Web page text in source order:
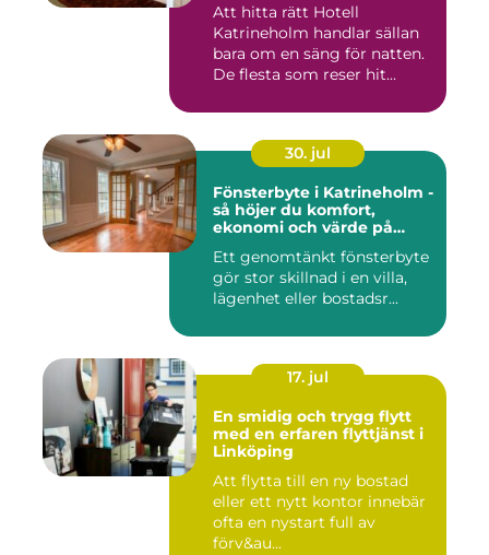
Att hitta rätt Hotell
Katrineholm handlar sällan
bara om en säng för natten.
De flesta som reser hit...
30. jul
Fönsterbyte i Katrineholm -
så höjer du komfort,
ekonomi och värde på
Ett genomtänkt fönsterbyte
gör stor skillnad i en villa,
lägenhet eller bostadsr...
17. jul
En smidig och trygg flytt
med en erfaren flyttjänst i
Linköping
Att flytta till en ny bostad
eller ett nytt kontor innebär
ofta en nystart full av
förv&au...